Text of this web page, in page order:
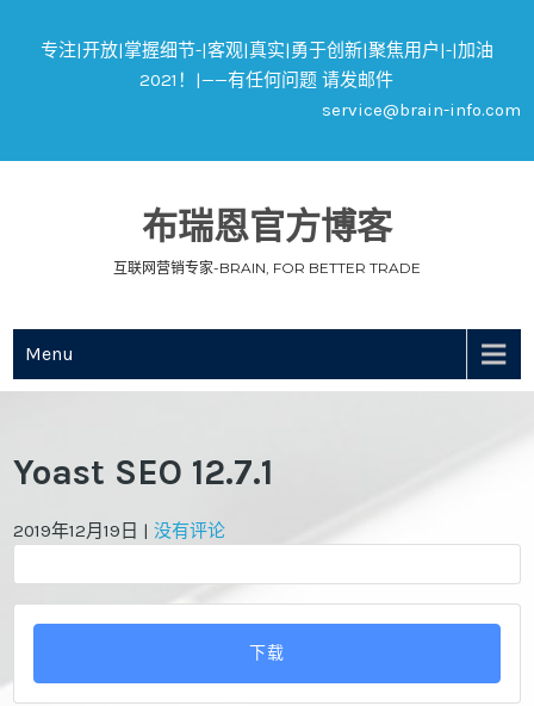
专注|开放|掌握细节-|客观|真实|勇于创新|聚焦用户|-|加油
2021！|——有任何问题 请发邮件
service@brain-info.com
布瑞恩官方博客
互联网营销专家-BRAIN, FOR BETTER TRADE
Menu
Yoast SEO 12.7.1
2019年12月19日 |没有评论
下载